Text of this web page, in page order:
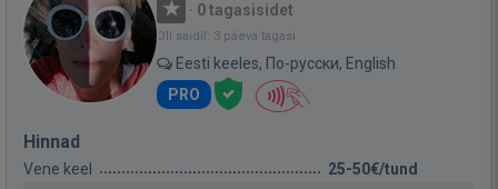
· 0 tagasisidet
Oli saidil: 3 päeva tagasi
Eesti keeles, По-русски, English
PRO
Hinnad
Vene keel
25-50€/tund